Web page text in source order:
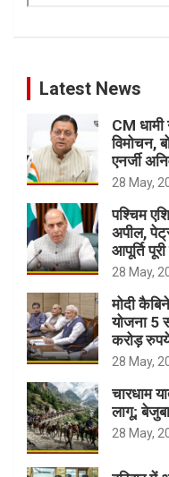
Latest News
CM धामी
विमोचन,
एनर्जी
28 May,
पश्चिम
अपील,
आपूर्ति
28 May,
मोदी
योजना 5
करोड़
28 May,
चारधाम
लागू;
28 May,